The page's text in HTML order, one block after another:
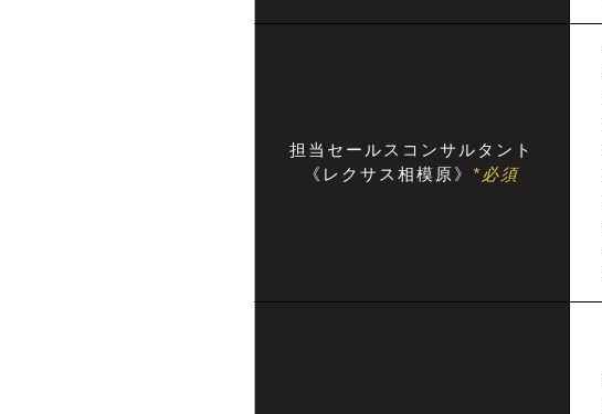
担当セールスコンサルタント
《レクサス相模原》 *必須